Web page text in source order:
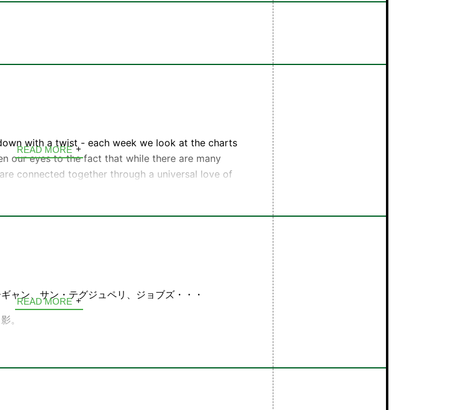
グデータを追跡します。AP40では、国際的なヒット曲の
音楽愛好家チームがお届けする、アジアのビッグヒット
with a twist - each week we look at the charts
our eyes to the fact that while there are many
connected together through a universal love of
music at
READ MORE
ャン、サン・テグジュペリ、ジョブズ・・・
。
いう名の水分補給。今日のあなたへinterfmから言葉の贈
READ MORE